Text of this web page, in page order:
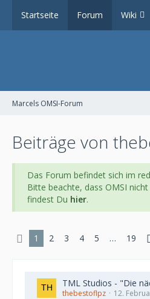
Startseite Forum Wiki
Marcels OMSI-Forum
Beiträge von
Das Forum befindet sich im
Bitte beachte, dass OMSI
findest Du hier.
1 2 3 4 5 … 19
TML Studios - "Die
thebestoflpz 12.